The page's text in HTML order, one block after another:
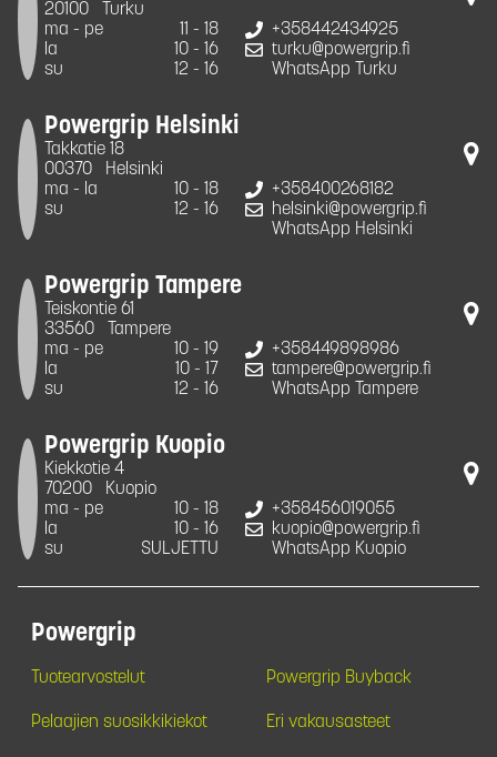
20100
Turku
ma - pe
11 - 18
la
10 - 16
su
12 - 16
+358442434925
turku@powergrip.fi
WhatsApp Turku
Powergrip Helsinki
Takkatie 18
00370
Helsinki
ma - la
10 - 18
su
12 - 16
+358400268182
helsinki@powergrip.fi
WhatsApp Helsinki
Powergrip Tampere
Teiskontie 61
33560
Tampere
ma - pe
10 - 19
la
10 - 17
su
12 - 16
+358449898986
tampere@powergrip.fi
WhatsApp Tampere
Powergrip Kuopio
Kiekkotie 4
70200
Kuopio
ma - pe
10 - 18
la
10 - 16
su
SULJETTU
+358456019055
kuopio@powergrip.fi
WhatsApp Kuopio
Powergrip
Tuotearvostelut Powergrip Buyback
Pelaajien suosikkikiekot Eri vakausasteet